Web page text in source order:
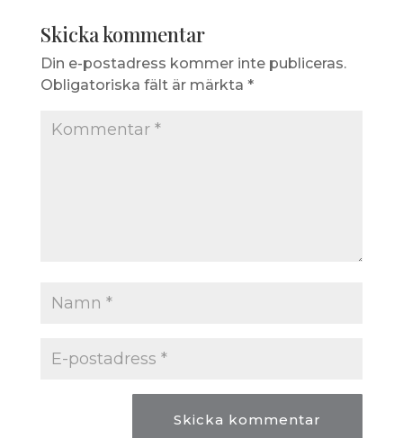
Skicka kommentar
Din e-postadress kommer inte publiceras.
Obligatoriska fält är märkta *